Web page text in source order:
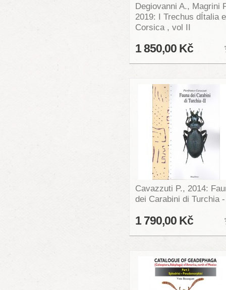
Degiovanni A., Magrini
2019: I Trechus dÍtalia e
Corsica , vol II
1 850,00 Kč
Cavazzuti P., 2014:
dei Carabini di Turchia
1 790,00 Kč